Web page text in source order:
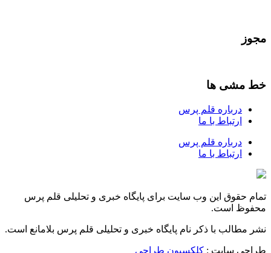
مجوز
خط مشی ها
درباره قلم پرس
ارتباط با ما
درباره قلم پرس
ارتباط با ما
تمام حقوق این وب سایت برای پایگاه خبری و تحلیلی قلم پرس
محفوظ است.
نشر مطالب با ذکر نام پایگاه خبری و تحلیلی قلم پرس بلامانع است.
طراحی سایت : کلکسیون طراحی